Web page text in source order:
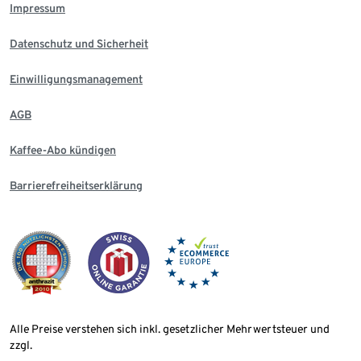
Impressum
Datenschutz und Sicherheit
Einwilligungsmanagement
AGB
Kaffee-Abo kündigen
Barrierefreiheitserklärung
Alle Preise verstehen sich inkl. gesetzlicher Mehrwertsteuer und
zzgl.